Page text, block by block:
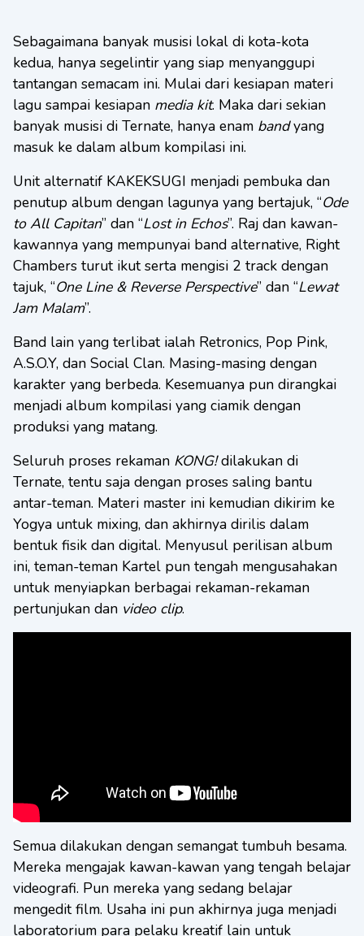
Sebagaimana banyak musisi lokal di kota-kota
kedua, hanya segelintir yang siap menyanggupi
tantangan semacam ini. Mulai dari kesiapan materi
lagu sampai kesiapan media kit. Maka dari sekian
banyak musisi di Ternate, hanya enam bandyang
masuk ke dalam album kompilasi ini.
Unit alternatif KAKEKSUGI menjadi pembuka dan
penutup album dengan lagunya yang bertajuk, “Ode
to All Capitan” dan “Lost in Echos”. Raj dan kawan-
kawannya yang mempunyai band alternative, Right
Chambers turut ikut serta mengisi 2 track dengan
tajuk, “One Line & Reverse Perspective” dan “Lewat
Jam Malam”.
Band lain yang terlibat ialah Retronics, Pop Pink,
A.S.O.Y, dan Social Clan. Masing-masing dengan
karakter yang berbeda. Kesemuanya pun dirangkai
menjadi album kompilasi yang ciamik dengan
produksi yang matang.
Seluruh proses rekaman KONG!dilakukan di
Ternate, tentu saja dengan proses saling bantu
antar-teman. Materi master ini kemudian dikirim ke
Yogya untuk mixing, dan akhirnya dirilis dalam
bentuk fisik dan digital. Menyusul perilisan album
ini, teman-teman Kartel pun tengah mengusahakan
untuk menyiapkan berbagai rekaman-rekaman
pertunjukan dan video clip.
Semua dilakukan dengan semangat tumbuh besama.
Mereka mengajak kawan-kawan yang tengah belajar
videografi. Pun mereka yang sedang belajar
mengedit film. Usaha ini pun akhirnya juga menjadi
laboratorium para pelaku kreatif lain untuk